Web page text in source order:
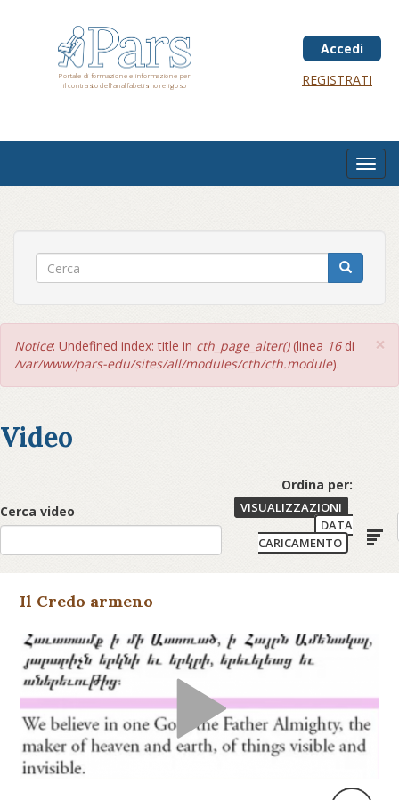
contenuto
Portale di formazione e informazione per
il contrasto dell'analfabetismo religioso
Accedi
REGISTRATI
×
Messaggio
di
Notice: Undefined index: title in cth_page_alter()(linea 16di
/var/www/pars-edu/sites/all/modules/cth/cth.module).
Video
Cerca video
Ordina per:
VISUALIZZAZIONI
DATA
CARICAMENTO
Il Credo armeno